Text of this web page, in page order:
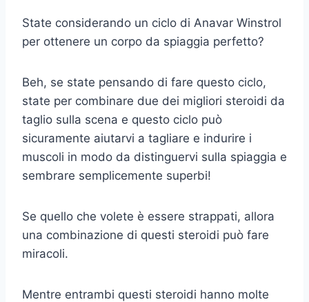
State considerando un ciclo di Anavar Winstrol
per ottenere un corpo da spiaggia perfetto?
Beh, se state pensando di fare questo ciclo,
state per combinare due dei migliori steroidi da
taglio sulla scena e questo ciclo può
sicuramente aiutarvi a tagliare e indurire i
muscoli in modo da distinguervi sulla spiaggia e
sembrare semplicemente superbi!
Se quello che volete è essere strappati, allora
una combinazione di questi steroidi può fare
miracoli.
Mentre entrambi questi steroidi hanno molte